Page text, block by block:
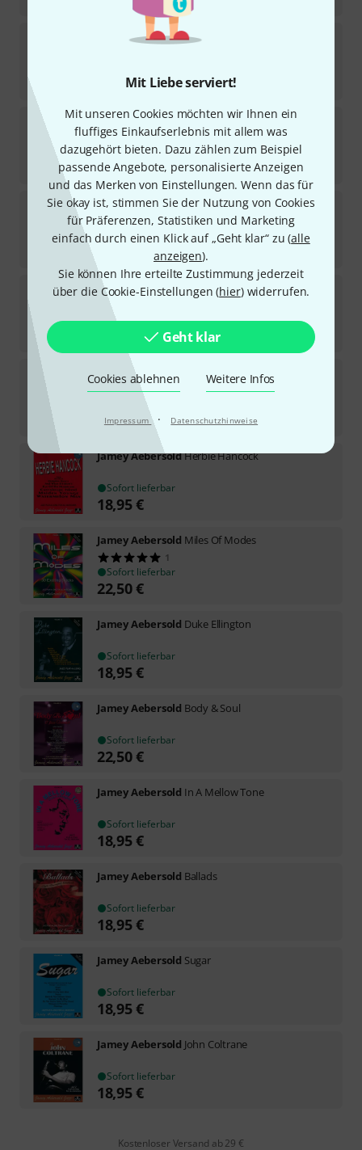
Mit Liebe serviert!
Mit unseren Cookies möchten wir Ihnen ein
fluffiges Einkaufserlebnis mit allem was
dazugehört bieten. Dazu zählen zum Beispiel
passende Angebote, personalisierte Anzeigen
und das Merken von Einstellungen. Wenn das für
Sie okay ist, stimmen Sie der Nutzung von Cookies
für Präferenzen, Statistiken und Marketing
einfach durch einen Klick auf „Geht klar“ zu (alle
anzeigen).
Sie können Ihre erteilte Zustimmung jederzeit
über die Cookie-Einstellungen (hier) widerrufen.
Geht klar
Cookies ablehnen Weitere Infos
Impressum · Datenschutzhinweise
Jamey AebersoldAll the Things You Are
18,95€
Jamey Aebersold Groovin' High
1
Sofort lieferbar
18,95€
Jamey AebersoldI Got Rhythm
1
Sofort lieferbar
Jamey Aebersold Charlie Parker
Sofort lieferbar
€
Jamey Aebersold Favorite Standards
Sofort lieferbar
19,95€
Jamey AebersoldHerbie Hancock
Sofort lieferbar
18,95€
Jamey Aebersold Miles Of Modes
1
Sofort lieferbar
22,50€
Jamey Aebersold Duke Ellington
Sofort lieferbar
18,95€
Jamey Aebersold Body & Soul
Sofort lieferbar
22,50€
Jamey Aebersold In A Mellow Tone
Sofort lieferbar
18,95€
Jamey Aebersold Ballads
Sofort lieferbar
18,95€
Jamey Aebersold Sugar
Sofort lieferbar
18,95€
Jamey Aebersold John Coltrane
Sofort lieferbar
18,95€
Kostenloser Versand ab 29 €